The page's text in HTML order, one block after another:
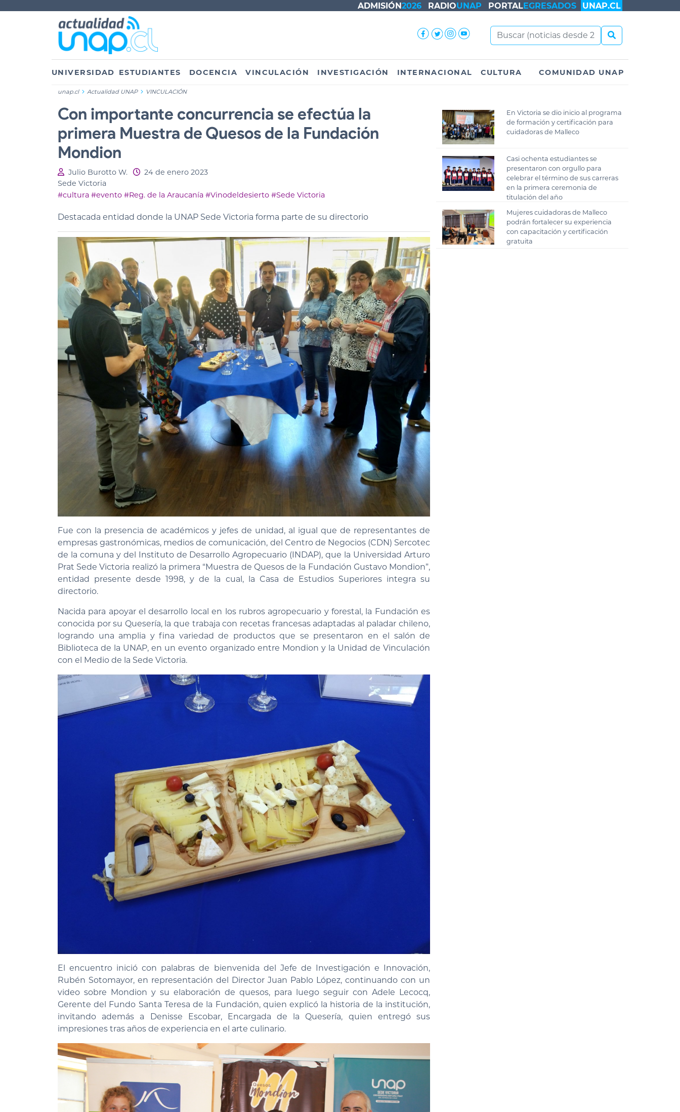
ADMISIÓN2026 RADIOUNAP PORTALEGRESADOS UNAP.CL
UNIVERSIDAD ESTUDIANTES DOCENCIA VINCULACIÓN INVESTIGACIÓN INTERNACIONAL CULTURA COMUNIDAD UNAP
unap.cl Actualidad UNAP VINCULACIÓN
Con importante concurrencia se efectúa la
primera Muestra de Quesos de la Fundación
Mondion
Julio Burotto W.
24 de enero 2023
Sede Victoria
#cultura #evento #Reg. de la Araucanía #Vinodeldesierto #Sede Victoria
Destacada entidad donde la UNAP Sede Victoria forma parte de su directorio
Fue con la presencia de académicos y jefes de unidad, al igual que de representantes de
empresas gastronómicas, medios de comunicación, del Centro de Negocios (CDN) Sercotec
de la comuna y del Instituto de Desarrollo Agropecuario (INDAP), que la Universidad Arturo
Prat Sede Victoria realizó la primera “Muestra de Quesos de la Fundación Gustavo Mondion”,
entidad presente desde 1998, y de la cual, la Casa de Estudios Superiores integra su
directorio.
Nacida para apoyar el desarrollo local en los rubros agropecuario y forestal, la Fundación es
conocida por su Quesería, la que trabaja con recetas francesas adaptadas al paladar chileno,
logrando una amplia y fina variedad de productos que se presentaron en el salón de
Biblioteca de la UNAP, en un evento organizado entre Mondion y la Unidad de Vinculación
con el Medio de la Sede Victoria.
El encuentro inició con palabras de bienvenida del Jefe de Investigación e Innovación,
Rubén Sotomayor, en representación del Director Juan Pablo López, continuando con un
video sobre Mondion y su elaboración de quesos, para luego seguir con Adele Lecocq,
Gerente del Fundo Santa Teresa de la Fundación, quien explicó la historia de la institución,
invitando además a Denisse Escobar, Encargada de la Quesería, quien entregó sus
impresiones tras años de experiencia en el arte culinario.
En Victoria se dio inicio al programa
de formación y certificación para
cuidadoras de Malleco
Casi ochenta estudiantes se
presentaron con orgullo para
celebrar el término de sus carreras
en la primera ceremonia de
titulación del año
Mujeres cuidadoras de Malleco
podrán fortalecer su experiencia
con capacitación y certificación
gratuita